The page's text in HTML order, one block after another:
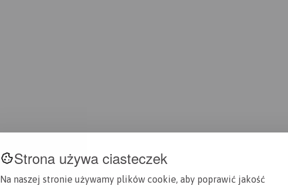
Strona używa ciasteczek
Na naszej stronie używamy plików cookie, aby poprawić jakość